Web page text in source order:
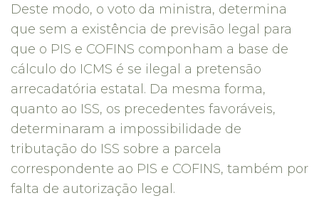
Deste modo, o voto da ministra, determina
que sem a existência de previsão legal para
que o PIS e COFINS componham a base de
cálculo do ICMS é se ilegal a pretensão
arrecadatória estatal. Da mesma forma,
quanto ao ISS, os precedentes favoráveis,
determinaram a impossibilidade de
tributação do ISS sobre a parcela
correspondente ao PIS e COFINS, também por
falta de autorização legal.